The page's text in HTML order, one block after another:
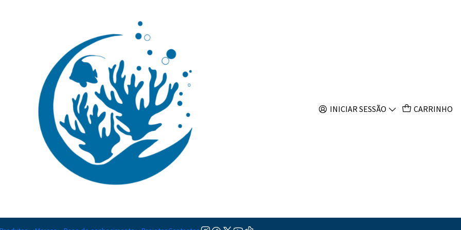
INICIAR SESSÃO CARRINHO
haddoni light green
Adicionar à lista de favoritos
Mostrar stock das localizações
PARTILHAR ESTE PRODUTO